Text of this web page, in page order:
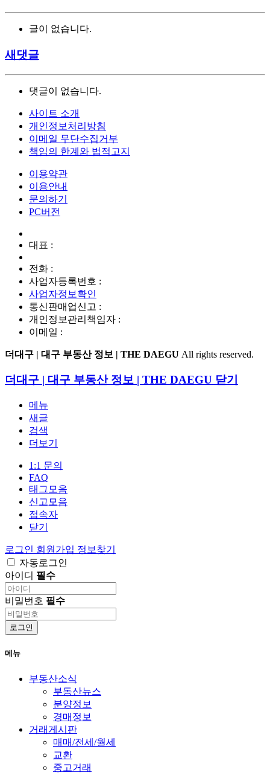
글이 없습니다.
새댓글
댓글이 없습니다.
사이트 소개
개인정보처리방침
이메일 무단수집거부
책임의 한계와 법적고지
이용약관
이용안내
문의하기
PC버전
대표 :
전화 :
사업자등록번호 :
사업자정보확인
통신판매업신고 :
개인정보관리책임자 :
이메일 :
더대구 | 대구 부동산 정보 | THE DAEGU All rights reserved.
더대구 | 대구 부동산 정보 | THE DAEGU 닫기
메뉴
새글
검색
더보기
1:1 문의
FAQ
태그모음
신고모음
접속자
닫기
로그인 회원가입 정보찾기
자동로그인
아이디 필수
비밀번호 필수
로그인
메뉴
부동산소식
부동산뉴스
분양정보
경매정보
거래게시판
매매/전세/월세
교환
중고거래